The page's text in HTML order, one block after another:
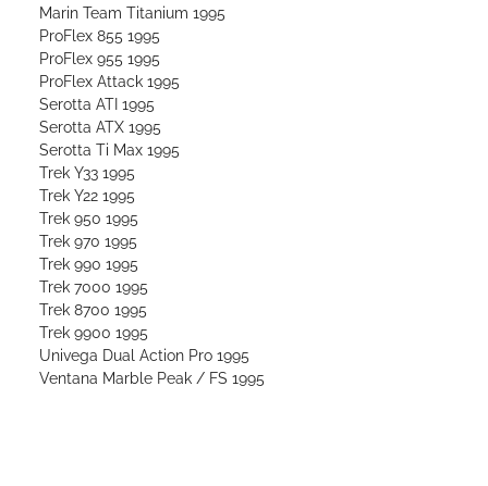
Marin Team Titanium 1995
ProFlex 855 1995
ProFlex 955 1995
ProFlex Attack 1995
Serotta ATI 1995
Serotta ATX 1995
Serotta Ti Max 1995
Trek Y33 1995
Trek Y22 1995
Trek 950 1995
Trek 970 1995
Trek 990 1995
Trek 7000 1995
Trek 8700 1995
Trek 9900 1995
Univega Dual Action Pro 1995
Ventana Marble Peak / FS 1995